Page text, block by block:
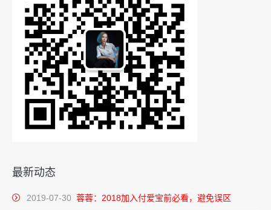
最新动态
2019-07-30 蓉蓉：2018加入付爱宝前必看，避免误区